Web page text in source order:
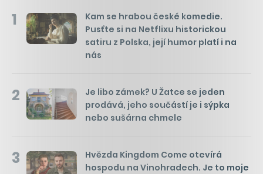
1
Kam se hrabou české komedie.
Pusťte si na Netflixu historickou
satiru z Polska, její humor platí i na
nás
2
Je libo zámek? U Žatce se jeden
prodává, jeho součástí je i sýpka
nebo sušárna chmele
3
Hvězda Kingdom Come otevírá
hospodu na Vinohradech. Je to moje